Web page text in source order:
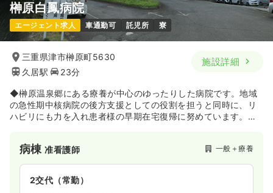
榊原白鳳病院
エージェント求人 車通勤可 託児所 寮
三重県津市榊原町5630
久居駅
23分
施設詳細
◆榊原温泉郷にある療養が中心のゆったりした病院です。地域
の急性期中核病院の後方支援としての役割を担うと同時に、リ
ハビリにも力を入れ患者様の早期在宅復帰に努めています。同
病棟准看護師 一般＋療養
2交代（常勤）